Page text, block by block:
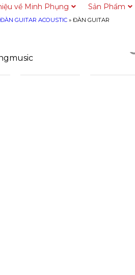
về Minh Phụng Sản Phẩm
ĐÀN GUITAR ACOUSTIC » ĐÀN GUITAR